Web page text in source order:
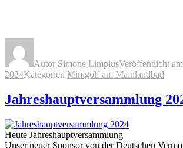
Autor Simone LimpiusVeröffentlicht am
2024Kategorien Minigolf am Mainlandbad
Jahreshauptversammlung
Heute Jahreshauptversammlung
Unser neuer Sponsor von der Deutschen